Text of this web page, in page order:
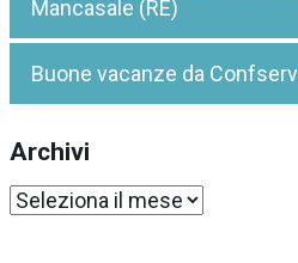
Mancasale (RE)
Buone vacanze da
Archivi
Archivi